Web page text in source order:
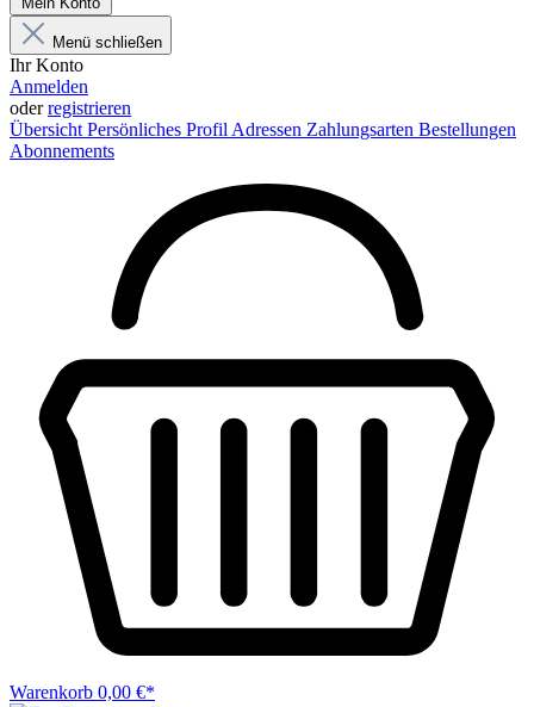
Menü schließen
Ihr Konto
Anmelden
oderregistrieren
Übersicht Persönliches Profil Adressen Zahlungsarten Bestellungen
Abonnements
Warenkorb 0,00 €*